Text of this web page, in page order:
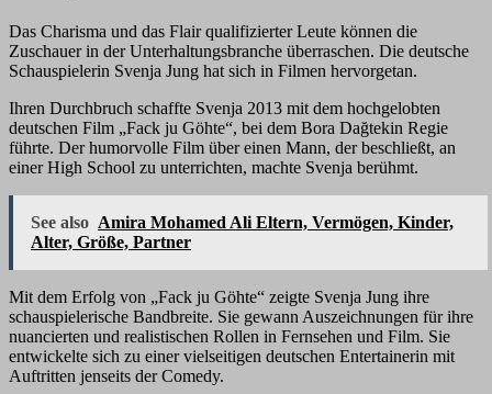
Das Charisma und das Flair qualifizierter Leute können die
Zuschauer in der Unterhaltungsbranche überraschen. Die deutsche
Schauspielerin Svenja Jung hat sich in Filmen hervorgetan.
Ihren Durchbruch schaffte Svenja 2013 mit dem hochgelobten
deutschen Film „Fack ju Göhte“, bei dem Bora Dağtekin Regie
führte. Der humorvolle Film über einen Mann, der beschließt, an
einer High School zu unterrichten, machte Svenja berühmt.
See also Amira Mohamed Ali Eltern, Vermögen, Kinder,
Alter, Größe, Partner
Mit dem Erfolg von „Fack ju Göhte“ zeigte Svenja Jung ihre
schauspielerische Bandbreite. Sie gewann Auszeichnungen für ihre
nuancierten und realistischen Rollen in Fernsehen und Film. Sie
entwickelte sich zu einer vielseitigen deutschen Entertainerin mit
Auftritten jenseits der Comedy.